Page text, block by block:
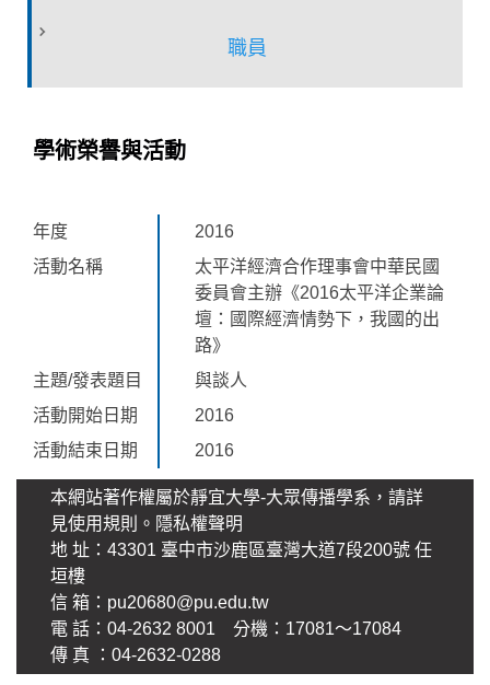
職員
學術榮譽與活動
年度
2016
活動名稱
太平洋經濟合作理事會中華民國
委員會主辦《2016太平洋企業論
壇：國際經濟情勢下，我國的出
路》
主題/發表題目
與談人
活動開始日期
2016
活動結束日期
2016
本網站著作權屬於靜宜大學-大眾傳播學系，請詳
見使用規則。 隱私權聲明
地 址：43301 臺中市沙鹿區臺灣大道7段200號 任
垣樓
信 箱： pu20680@pu.edu.tw
電 話：04-2632 8001 分機：17081～17084
傳 真 ：04-2632-0288